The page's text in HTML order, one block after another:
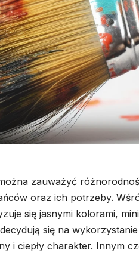
zauważyć
oraz ich potrzeby.
się jasnymi kolorami,
się na
i ciepły charakter. Innym